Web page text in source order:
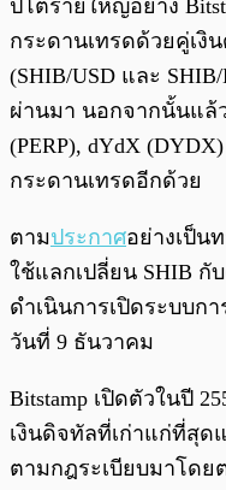
ปโตรายใหญ่อย่าง
กระดานเทรดด้วยคู่เงิ
(SHIB/USD และ
ผ่านมา นอกจากนั้นแล้ว
(PERP), dYdX
กระดานเทรดอีกด้วย
ตามประกาศอย่างเป็น
ใช้แลกเปลี่ยน SHIB กั
ดำเนินการเปิดระบบก
วันที่ 9 ธันวาคม
Bitstamp เปิดตัวในปี
เงินดิจทัลที่เก่าแก่ที่สุ
ตามกฎระเบียบมาโด